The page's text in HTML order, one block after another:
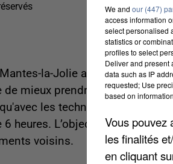
la-Jolie a inauguré une
de mieux prendre en charge les
les techniques
6 heures. L’objectif : traiter
voisins.
We and our (447)
access information
select personalised
statistics or
profiles to select
Deliver and present
data such as IP
requested; Use
based on
Vous pouvez
les finalités
en cliquant